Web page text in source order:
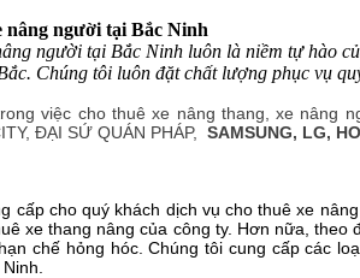
nâng người tại Bắc Ninh
người tại Bắc Ninh luôn là niềm tự hào
Chúng tôi luôn đặt chất lượng phục vụ
việc cho thuê xe nâng thang, xe nâng
ĐẠI SỨ QUÁN PHÁP, SAMSUNG, LG,
cấp cho quý khách dịch vụ cho thuê xe
xe thang nâng của công ty. Hơn nữa,
chế hỏng hóc. Chúng tôi cung cấp các